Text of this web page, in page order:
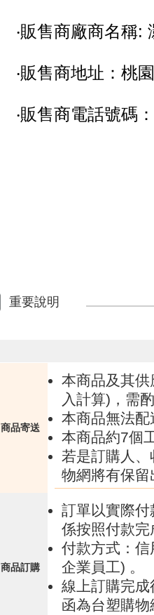
‧販售商廠商名稱:
‧販售商地址：桃
‧販售商電話號碼
重要說明
商品寄送
本商品及其
入計算)，需
本商品無法配
本商品約7個
若是訂購人
物網將有保
商品訂購
訂單以實際
係按照付款
付款方式：
企業員工) 。
線上訂購完
函為台塑購